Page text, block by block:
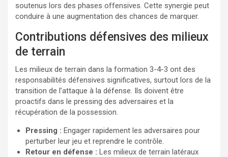
soutenus lors des phases offensives. Cette synergie peut
conduire à une augmentation des chances de marquer.
Contributions défensives des milieux
de terrain
Les milieux de terrain dans la formation 3-4-3 ont des
responsabilités défensives significatives, surtout lors de la
transition de l’attaque à la défense. Ils doivent être
proactifs dans le pressing des adversaires et la
récupération de la possession.
Pressing : Engager rapidement les adversaires pour
perturber leur jeu et reprendre le contrôle.
Retour en défense : Les milieux de terrain latéraux